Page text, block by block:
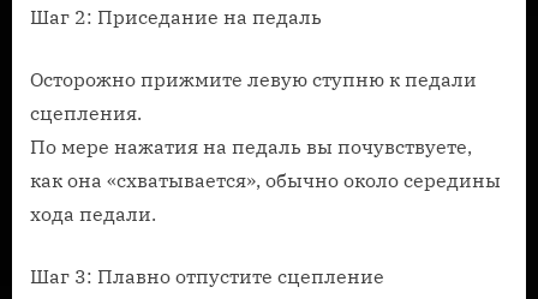
Шаг 2: Приседание на педаль
Осторожно прижмите левую ступню к педали
сцепления.
По мере нажатия на педаль вы почувствуете,
как она «схватывается», обычно около середины
хода педали.
Шаг 3: Плавно отпустите сцепление